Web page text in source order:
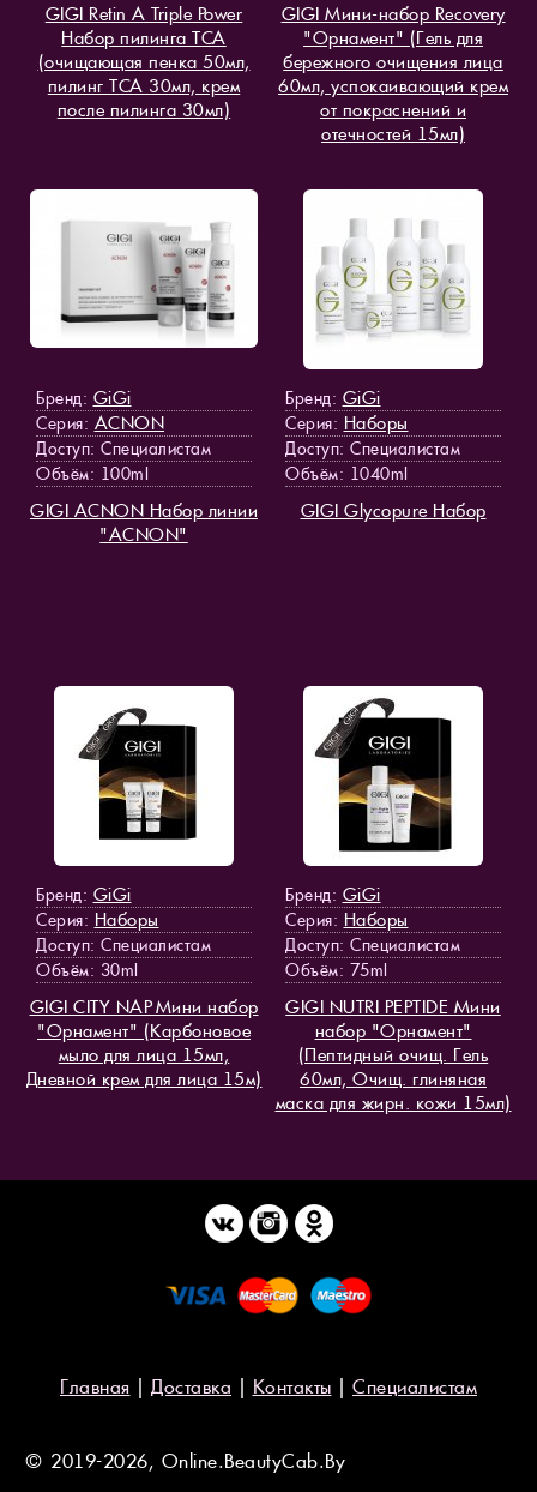
GIGI Retin A Triple Power
Набор пилинга TCA
(очищающая пенка 50мл,
пилинг TCA 30мл, крем
после пилинга 30мл)
GIGI Мини-набор Recovery
"Орнамент" (Гель для
бережного очищения лица
60мл, успокаивающий крем
от покраснений и
отечностей 15мл)
Бренд: GiGi
Серия: ACNON
Доступ: Специалистам
Объём: 100ml
GIGI ACNON Набор линии
"ACNON"
Бренд: GiGi
Серия: Наборы
Доступ: Специалистам
Объём: 1040ml
GIGI Glycopure Набор
Бренд: GiGi
Серия: Наборы
Доступ: Специалистам
Объём: 30ml
GIGI CITY NAP Мини набор
"Орнамент" (Карбоновое
мыло для лица 15мл,
Дневной крем для лица 15м)
Бренд: GiGi
Серия: Наборы
Доступ: Специалистам
Объём: 75ml
GIGI NUTRI PEPTIDE Мини
набор "Орнамент"
(Пептидный очищ. Гель
60мл, Очищ. глиняная
маска для жирн. кожи 15мл)
Главная | Доставка | Контакты | Специалистам
© 2019-2026, Online.BeautyCab.By